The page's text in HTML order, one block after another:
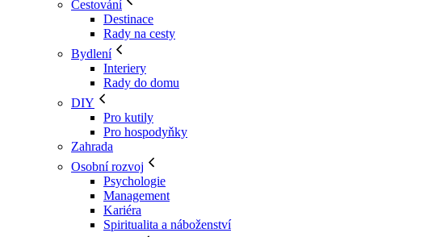
Cestování
Destinace
Rady na cesty
Bydlení
Interiery
Rady do domu
DIY
Pro kutily
Pro hospodyňky
Zahrada
Osobní rozvoj
Psychologie
Management
Kariéra
Spiritualita a náboženství